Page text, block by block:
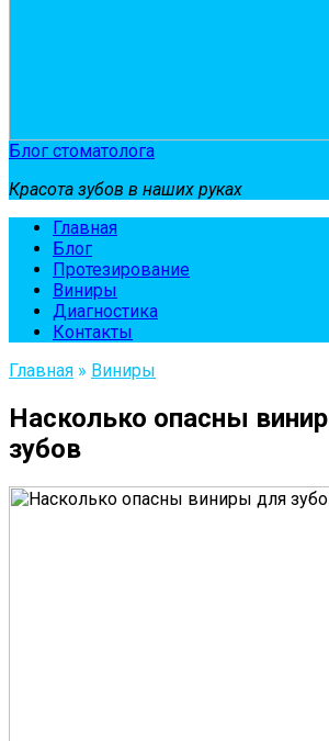
Блог стоматолога
Красота зубов в наших руках
Главная
Блог
Протезирование
Виниры
Диагностика
Контакты
Главная » Виниры
Насколько опасны
зубов